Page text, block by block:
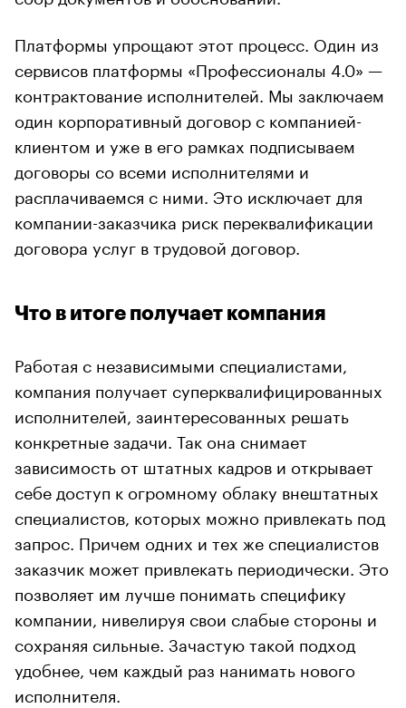
Платформы упрощают этот процесс. Один из
сервисов платформы «Профессионалы 4.0» —
контрактование исполнителей. Мы заключаем
один корпоративный договор с компанией-
клиентом и уже в его рамках подписываем
договоры со всеми исполнителями и
расплачиваемся с ними. Это исключает для
компании-заказчика риск переквалификации
договора услуг в трудовой договор.
Что в итоге получает компания
Работая с независимыми специалистами,
компания получает суперквалифицированных
исполнителей, заинтересованных решать
конкретные задачи. Так она снимает
зависимость от штатных кадров и открывает
себе доступ к огромному облаку внештатных
специалистов, которых можно привлекать под
запрос. Причем одних и тех же специалистов
заказчик может привлекать периодически. Это
позволяет им лучше понимать специфику
компании, нивелируя свои слабые стороны и
сохраняя сильные. Зачастую такой подход
удобнее, чем каждый раз нанимать нового
исполнителя.